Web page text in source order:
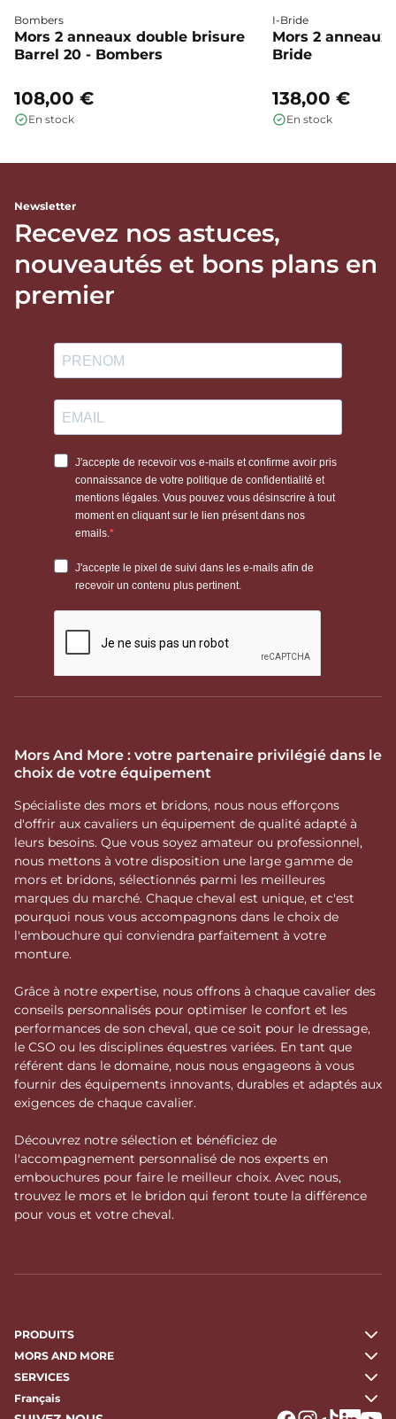
Bombers
Mors 2 anneaux double brisure
Barrel 20 - Bombers
108,00 €
En stock
I-Bride
Mors 2
Bride
138,00 €
En stock
Newsletter
Recevez nos astuces,
nouveautés et bons plans en
premier
Mors And More : votre partenaire privilégié dans le
choix de votre équipement
Spécialiste des mors et bridons, nous nous efforçons
d'offrir aux cavaliers un équipement de qualité adapté à
leurs besoins. Que vous soyez amateur ou professionnel,
nous mettons à votre disposition une large gamme de
mors et bridons, sélectionnés parmi les meilleures
marques du marché. Chaque cheval est unique, et c'est
pourquoi nous vous accompagnons dans le choix de
l'embouchure qui conviendra parfaitement à votre
monture.
Grâce à notre expertise, nous offrons à chaque cavalier des
conseils personnalisés pour optimiser le confort et les
performances de son cheval, que ce soit pour le dressage,
le CSO ou les disciplines équestres variées. En tant que
référent dans le domaine, nous nous engageons à vous
fournir des équipements innovants, durables et adaptés aux
exigences de chaque cavalier.
Découvrez notre sélection et bénéficiez de
l'accompagnement personnalisé de nos experts en
embouchures pour faire le meilleur choix. Avec nous,
trouvez le mors et le bridon qui feront toute la différence
pour vous et votre cheval.
PRODUITS
MORS AND MORE
SERVICES
Français